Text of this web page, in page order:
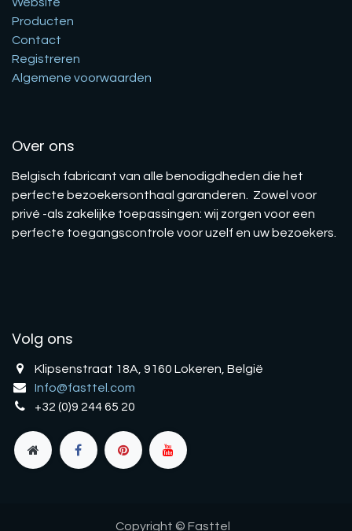
Website
Producten
Contact
Registreren
Algemene voorwaarden
Over ons
Belgisch fabricant van alle benodigdheden die het
perfecte bezoekersonthaal garanderen. Zowel voor
privé -als zakelijke toepassingen: wij zorgen voor een
perfecte toegangscontrole voor uzelf en uw bezoekers.
Volg ons
Klipsenstraat 18A, 9160 Lokeren, België
Info@fasttel.com
+32 (0)9 244 65 20
Copyright © Fasttel